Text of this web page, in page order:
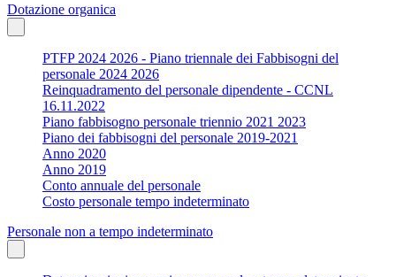
Dotazione organica
PTFP 2024 2026 - Piano triennale dei Fabbisogni del
personale 2024 2026
Reinquadramento del personale dipendente - CCNL
16.11.2022
Piano fabbisogno personale triennio 2021 2023
Piano dei fabbisogni del personale 2019-2021
Anno 2020
Anno 2019
Conto annuale del personale
Costo personale tempo indeterminato
Personale non a tempo indeterminato